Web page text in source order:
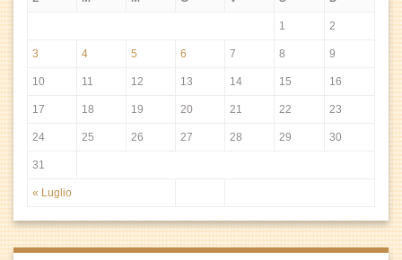
« Luglio
1 2
3 4 5 6 7 8 9
10 11 12 13 14 15 16
17 18 19 20 21 22 23
24 25 26 27 28 29 30
31